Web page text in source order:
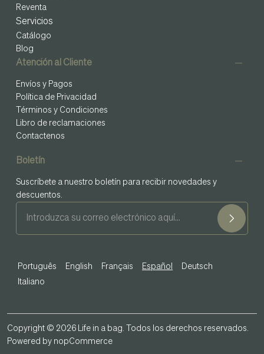
Reventa
Servicios
Catálogo
Blog
Atención al Cliente
Envíos y Pagos
Política de Privacidad
Términos y Condiciones
Libro de reclamaciones
Contactenos
Boletín
Suscríbete a nuestro boletín para recibir novedades y
descuentos.
Português English Français Español
Deutsch
Italiano
Copyright © 2026 Life in a bag. Todos los derechos reservados.
Powered by nopCommerce